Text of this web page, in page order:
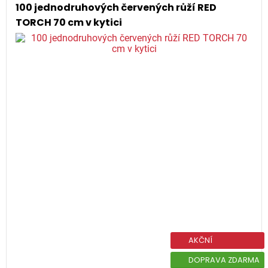
100 jednodruhových červených růží RED
TORCH 70 cm v kytici
AKČNÍ
DOPRAVA ZDARMA